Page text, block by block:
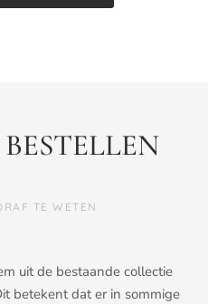
TE WETEN
uit de bestaande collectie
betekent dat er in sommige